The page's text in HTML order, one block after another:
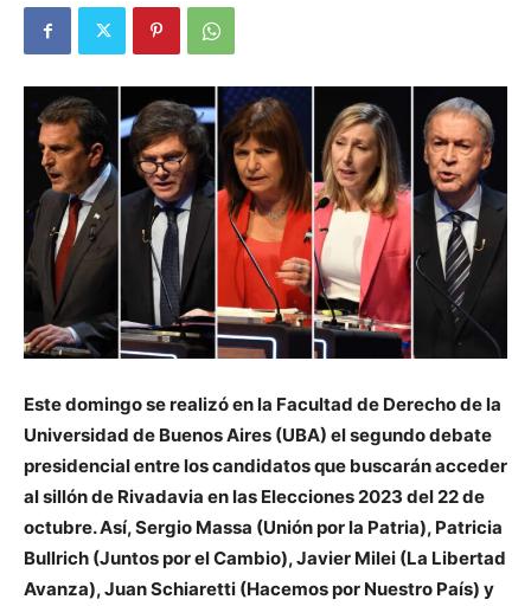
Este domingo se realizó en la Facultad de Derecho de la
Universidad de Buenos Aires (UBA) el segundo debate
presidencial entre los candidatos que buscarán acceder
al sillón de Rivadavia en las Elecciones 2023 del 22 de
octubre. Así, Sergio Massa (Unión por la Patria), Patricia
Bullrich (Juntos por el Cambio), Javier Milei (La Libertad
Avanza), Juan Schiaretti (Hacemos por Nuestro País) y